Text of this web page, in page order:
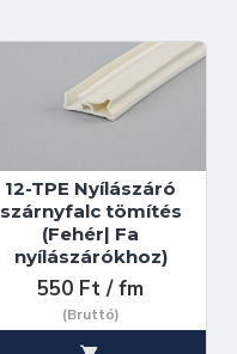
12-TPE Nyílászáró
szárnyfalc tömítés
(Fehér| Fa
nyílászárókhoz)
550 Ft / fm
(Bruttó)